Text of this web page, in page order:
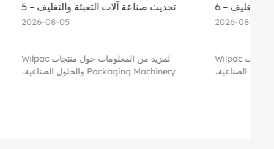
تحديث صناعة آلات التعبئة والتغليف – 3
الاصطناعي
لمزيد من المعلومات حول منتجات Wilpac
Packaging Machinery والحلول الصناعية،
تحديثات صناعة آلات